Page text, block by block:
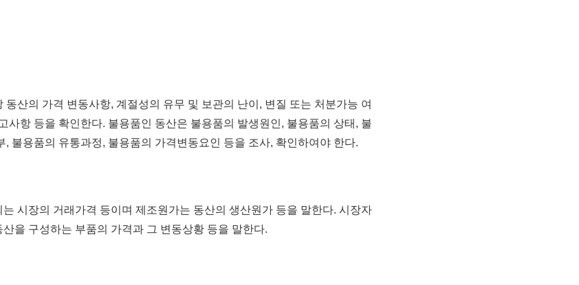
동산의 가격 변동사항, 계절성의 유무 및 보관의 난이, 변질 또는 처분가능 여
사항 등을 확인한다. 불용품인 동산은 불용품의 발생원인, 불용품의 상태, 불
, 불용품의 유통과정, 불용품의 가격변동요인 등을 조사, 확인하여야 한다.
시장의 거래가격 등이며 제조원가는 동산의 생산원가 등을 말한다. 시장자
을 구성하는 부품의 가격과 그 변동상황 등을 말한다.